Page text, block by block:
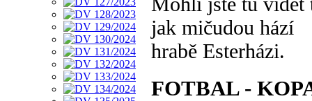
jak mičudou hází
hrabě Esterházi.
FOTBAL -